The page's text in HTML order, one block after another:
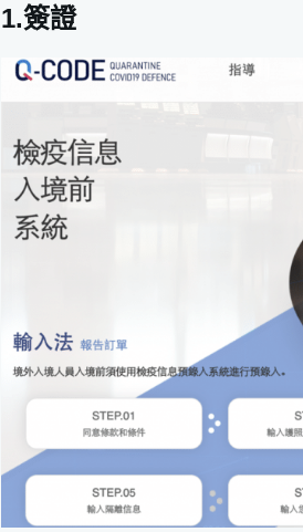
2.機票價格
4.濟州島網路
6.濟州島電壓
7.濟州島天氣
濟州島自由行 交通方式
租車自駕｜最推薦的沖繩交通方式
濟州島自由行 四天三夜行程安排
濟州島自由行熱門活動
1.9.81 park 重力賽車
2.Aqua Planet 海洋世界
濟州島自由行熱門景點
1.牛島
1.簽證